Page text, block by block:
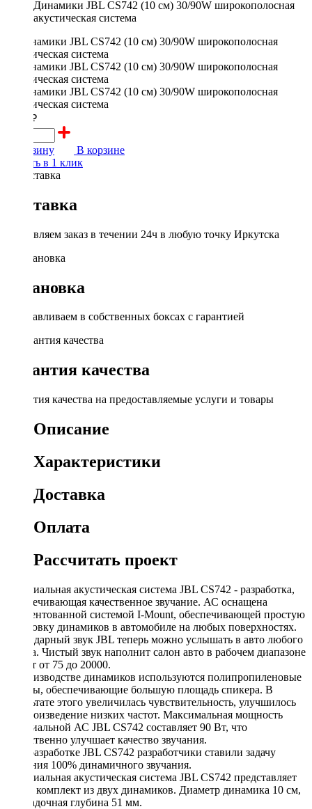
Динамики JBL CS742 (10 см) 30/90W широкополосная
акустическая система
1800 ₽
В корзину
В корзине
Купить в 1 клик
Доставка
Доставляем заказ в течении 24ч в любую точку Иркутска
Установка
Устанавливаем в собственных боксах с гарантией
Гарантия качества
Гарантия качества на предоставляемые услуги и товары
Описание
Характеристики
Доставка
Оплата
Рассчитать проект
Коаксиальная акустическая система JBL CS742 - разработка,
обеспечивающая качественное звучание. АС оснащена
запатентованной системой I-Mount, обеспечивающей простую
установку динамиков в автомобиле на любых поверхностях.
Легендарный звук JBL теперь можно услышать в авто любого
класса. Чистый звук наполнит салон авто в рабочем диапазоне
частот от 75 до 20000.
В производстве динамиков используются полипропиленовые
конусы, обеспечивающие большую площадь спикера. В
результате этого увеличилась чувствительность, улучшилось
воспроизведение низких частот. Максимальная мощность
коаксиальной АС JBL CS742 составляет 90 Вт, что
существенно улучшает качество звучания.
При разработке JBL CS742 разработчики ставили задачу
создания 100% динамичного звучания.
Коаксиальная акустическая система JBL CS742 представляет
собой комплект из двух динамиков. Диаметр динамика 10 см,
а посадочная глубина 51 мм.